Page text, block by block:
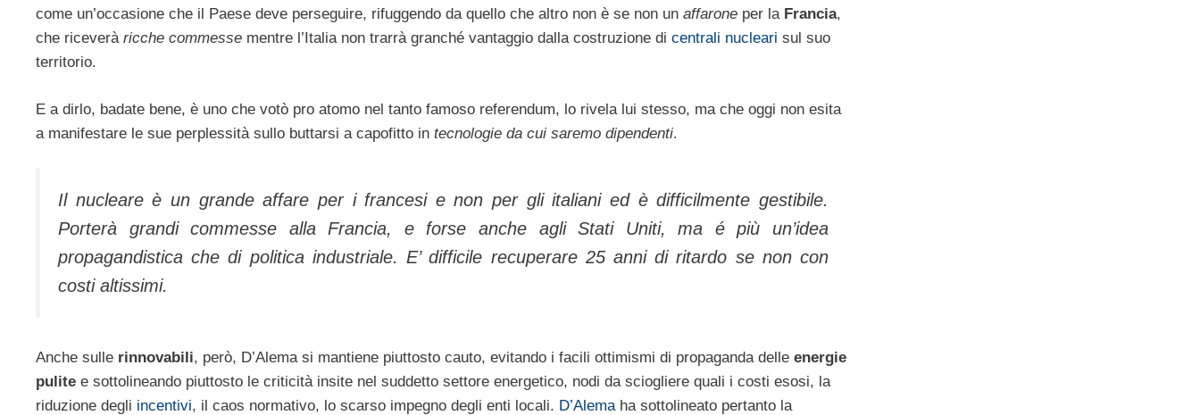
come un’occasione che il Paese deve perseguire, rifuggendo da quello che altro non è se non un affarone per la Francia,
che riceverà ricche commesse mentre l’Italia non trarrà granché vantaggio dalla costruzione di centrali nucleari sul suo
territorio.
E a dirlo, badate bene, è uno che votò pro atomo nel tanto famoso referendum, lo rivela lui stesso, ma che oggi non esita
a manifestare le sue perplessità sullo buttarsi a capofitto in tecnologie da cui saremo dipendenti.
Il nucleare è un grande affare per i francesi e non per gli italiani ed è difficilmente gestibile.
Porterà grandi commesse alla Francia, e forse anche agli Stati Uniti, ma é più un’idea
propagandistica che di politica industriale. E’ difficile recuperare 25 anni di ritardo se non con
costi altissimi.
Anche sulle rinnovabili, però, D’Alema si mantiene piuttosto cauto, evitando i facili ottimismi di propaganda delle energie
pulite e sottolineando piuttosto le criticità insite nel suddetto settore energetico, nodi da sciogliere quali i costi esosi, la
riduzione degli incentivi, il caos normativo, lo scarso impegno degli enti locali. D’Alemaha sottolineato pertanto la